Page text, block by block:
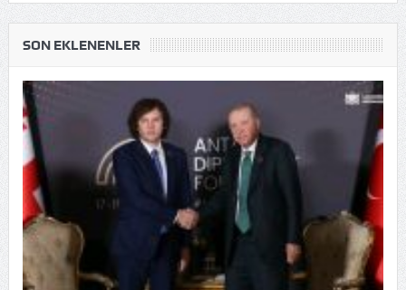
SON EKLENENLER